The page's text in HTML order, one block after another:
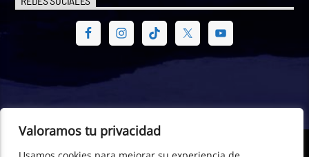
Valoramos tu privacidad